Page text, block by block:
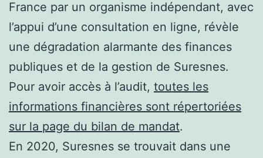
France par un organisme indépendant, avec
l’appui d’une consultation en ligne, révèle
une dégradation alarmante des finances
publiques et de la gestion de Suresnes.
Pour avoir accès à l’audit, toutes les
informations financières sont répertoriées
sur la page du bilan de mandat.
En 2020, Suresnes se trouvait dans une